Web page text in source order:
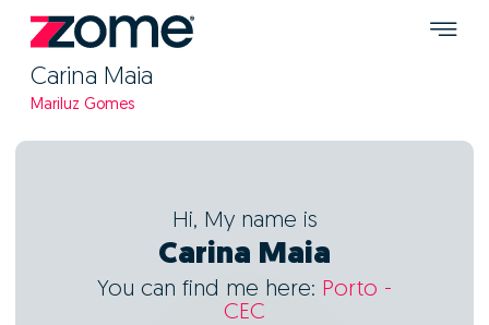
Carina Maia
Mariluz Gomes
Hi, My name is
Carina Maia
You can find me here: Porto -
CEC